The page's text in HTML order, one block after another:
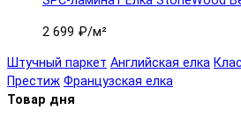
2 699 ₽/м²
Штучный паркет Английская елка
Престиж Французская елка
Товар дня